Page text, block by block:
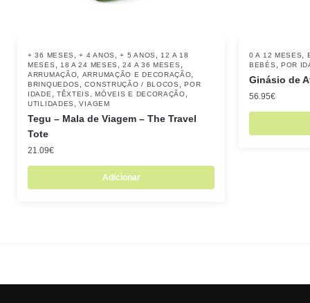
+ 36 MESES ,+ 4 ANOS ,+ 5 ANOS
12 A 18
MESES
18 A 24 MESES ,24 A 36 MESES
ARRUMAÇÃO ARRUMAÇÃO E DECORAÇÃO
BRINQUEDOS ,CONSTRUÇÃO / BLOCOS ,POR
IDADE
TÊXTEIS, MÓVEIS E DECORAÇÃO
UTILIDADES ,VIAGEM
Tegu – Mala de Viagem – The Travel
Tote
21.09€
Adicionar
0 A 12 MESES
BEBÉS
POR
Ginásio de
56.95€